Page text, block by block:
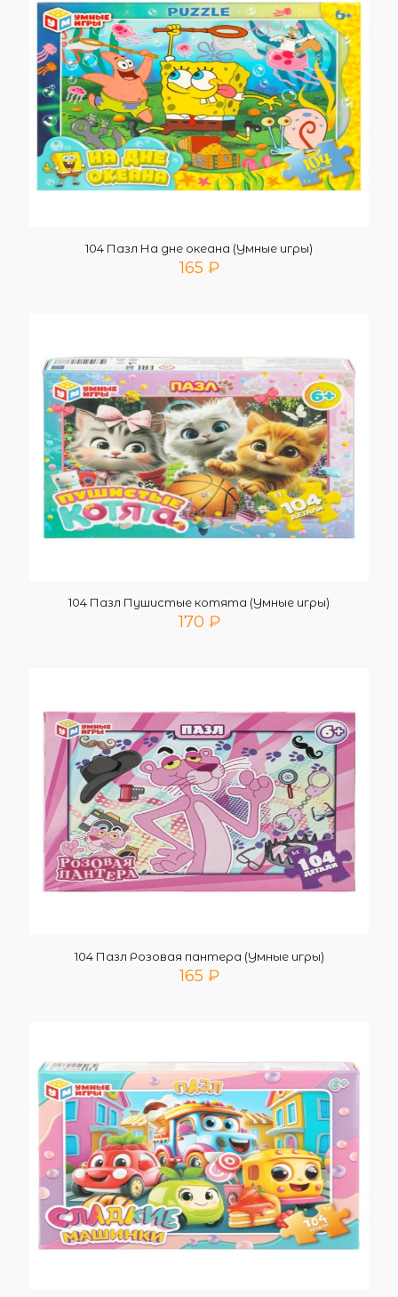
104 Пазл На дне океана (Умные игры)
165 ₽
104 Пазл Пушистые котята (Умные игры)
170 ₽
104 Пазл Розовая пантера (Умные игры)
165 ₽